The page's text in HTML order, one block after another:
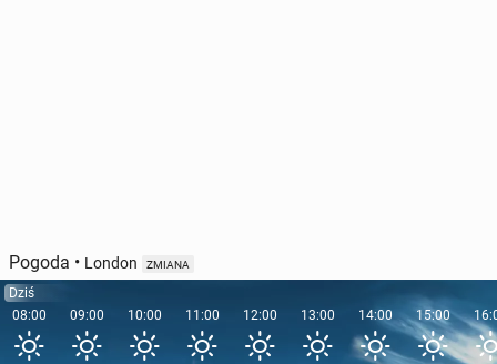
Pogoda • London ZMIANA
Dziś
08:00
09:00 10:00 11:00 12:00 13:00 14:00 15:00